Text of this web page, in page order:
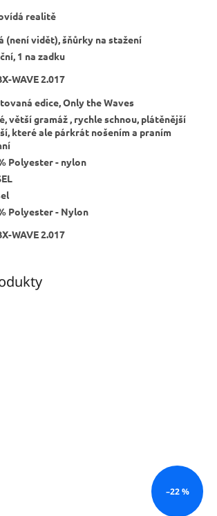
realitě
(není vidět), šňůrky na stažení
1 na zadku
WAVE 2.017
edice, Only the Waves
větší gramáž , rychle schnou, plátěnější
které ale párkrát nošením a praním
Polyester - nylon
Polyester - Nylon
WAVE 2.017
–22 %